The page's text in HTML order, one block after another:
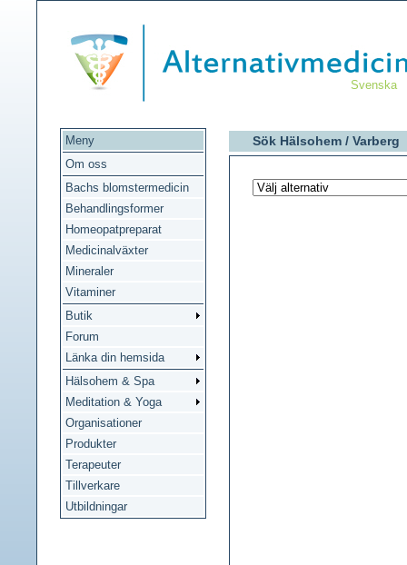
Svenska
Meny
Om oss
Bachs blomstermedicin
Behandlingsformer
Homeopatpreparat
Medicinalväxter
Mineraler
Vitaminer
Butik
Forum
Länka din hemsida
Hälsohem & Spa
Meditation & Yoga
Organisationer
Produkter
Terapeuter
Tillverkare
Utbildningar
Sök Hälsohem / Varberg